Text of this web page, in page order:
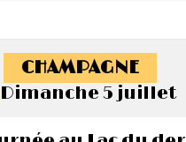
CHAMPAGNE
Dimanche 5 juillet